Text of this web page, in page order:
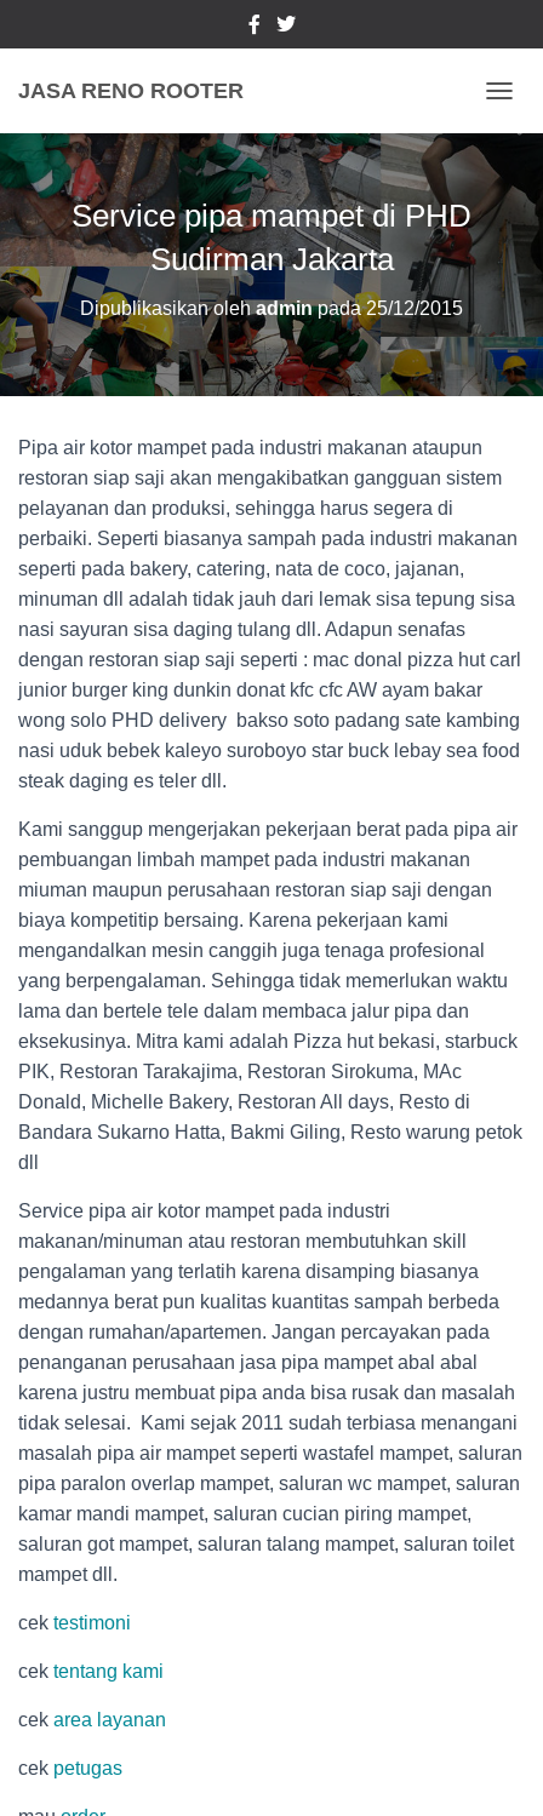
JASA RENO ROOTER
Service pipa mampet di PHD
Sudirman Jakarta
Dipublikasikan oleh adminpada25/12/2015
Pipa air kotor mampet pada industri makanan ataupun
restoran siap saji akan mengakibatkan gangguan sistem
pelayanan dan produksi, sehingga harus segera di
perbaiki. Seperti biasanya sampah pada industri makanan
seperti pada bakery, catering, nata de coco, jajanan,
minuman dll adalah tidak jauh dari lemak sisa tepung sisa
nasi sayuran sisa daging tulang dll. Adapun senafas
dengan restoran siap saji seperti : mac donal pizza hut carl
junior burger king dunkin donat kfc cfc AW ayam bakar
wong solo PHD delivery bakso soto padang sate kambing
nasi uduk bebek kaleyo suroboyo star buck lebay sea food
steak daging es teler dll.
Kami sanggup mengerjakan pekerjaan berat pada pipa air
pembuangan limbah mampet pada industri makanan
miuman maupun perusahaan restoran siap saji dengan
biaya kompetitip bersaing. Karena pekerjaan kami
mengandalkan mesin canggih juga tenaga profesional
yang berpengalaman. Sehingga tidak memerlukan waktu
lama dan bertele tele dalam membaca jalur pipa dan
eksekusinya. Mitra kami adalah Pizza hut bekasi, starbuck
PIK, Restoran Tarakajima, Restoran Sirokuma, MAc
Donald, Michelle Bakery, Restoran All days, Resto di
Bandara Sukarno Hatta, Bakmi Giling, Resto warung petok
dll
Service pipa air kotor mampet pada industri
makanan/minuman atau restoran membutuhkan skill
pengalaman yang terlatih karena disamping biasanya
medannya berat pun kualitas kuantitas sampah berbeda
dengan rumahan/apartemen. Jangan percayakan pada
penanganan perusahaan jasa pipa mampet abal abal
karena justru membuat pipa anda bisa rusak dan masalah
tidak selesai. Kami sejak 2011 sudah terbiasa menangani
masalah pipa air mampet seperti wastafel mampet, saluran
pipa paralon overlap mampet, saluran wc mampet, saluran
kamar mandi mampet, saluran cucian piring mampet,
saluran got mampet, saluran talang mampet, saluran toilet
mampet dll.
cek testimoni
cek tentang kami
cek area layanan
cek petugas